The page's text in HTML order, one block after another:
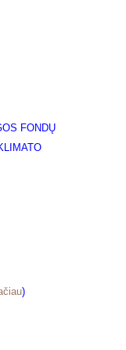
FONDŲ
)